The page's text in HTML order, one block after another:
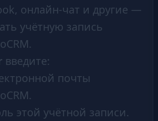
онлайн-чат и другие —
учётную запись
введите:
почты
этой учётной записи.